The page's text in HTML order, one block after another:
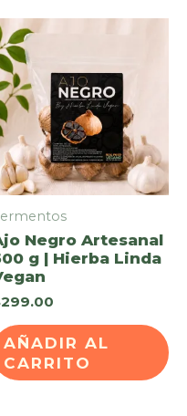
Negro Artesanal
g | Hierba Linda
299.00
AÑADIR AL
CARRITO